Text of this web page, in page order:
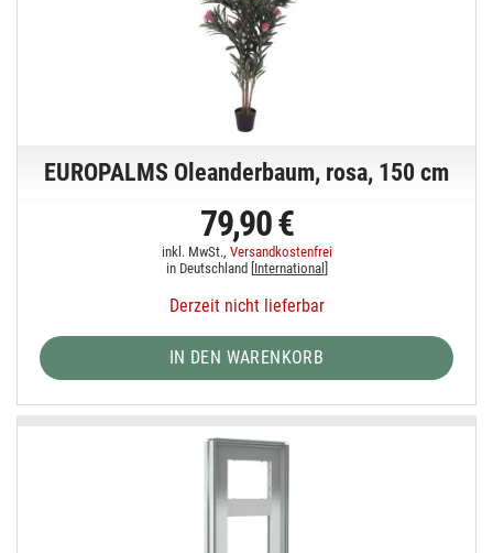
EUROPALMS Oleanderbaum, rosa, 150 cm
79,90 €
inkl. MwSt., Versandkostenfrei
in Deutschland [ International
Derzeit nicht lieferbar
IN DEN WARENKORB